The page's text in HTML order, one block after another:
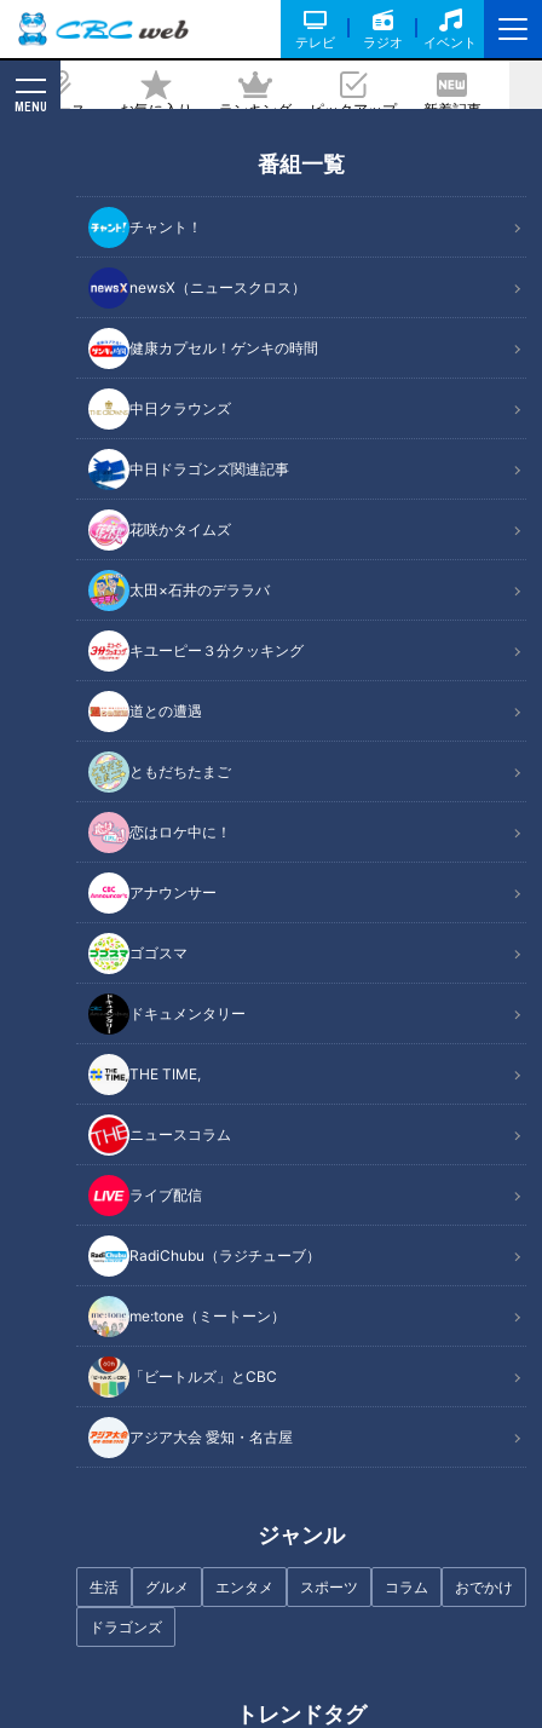
テレビ ラジオ イベント
ニュース お気に入り ランキング ピックアップ 新着記事
MENU
番組一覧
チャント！
newsX（ニュースクロス）
健康カプセル！ゲンキの時間
中日クラウンズ
中日ドラゴンズ関連記事
花咲かタイムズ
太田×石井のデララバ
キユーピー３分クッキング
道との遭遇
ともだちたまご
恋はロケ中に！
アナウンサー
ゴゴスマ
ドキュメンタリー
THE TIME,
ニュースコラム
ライブ配信
RadiChubu（ラジチューブ）
me:tone（ミートーン）
「ビートルズ」とCBC
アジア大会 愛知・名古屋
ジャンル
生活 グルメ エンタメ スポーツ コラム おでかけ
ドラゴンズ
トレンドタグ
気をつけたい食中毒
記事に戻る
冷蔵庫＆お弁当作りに落とし穴！今こそ気をつけたい食中毒
この記事の画像
記事に戻る
この記事を見たあなたへのおすすめ
生放送！デララバ大相撲！力士
が好きな名古屋めし２時間ＳＰ
桶の中に900gの大盛り麺！？
横綱・大の里が通う釜揚げうど
んの名店とは？力士が好きな名
古屋めし特集！（前編）
2000円以下で大満足！愛知県発
祥「ステーキのあさくま」の人
気の秘密とは？最新人気ランキ
ングも発表